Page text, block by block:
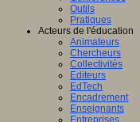
Outils
Pratiques
Acteurs de l'éducation
Animateurs
Chercheurs
Collectivités
Editeurs
EdTech
Encadrement
Enseignants
Entreprises